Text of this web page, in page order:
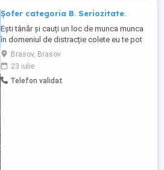
Șofer categoria B. Seriozitate.
Ești tânăr și cauți un loc de munca munca
în domeniul de distracție colete eu te pot
ajuta. Caut sa angajez curier cu permis de
conducere categoria B. Cerinte: Vârstă. 18-
35,persoana cu seriozitate, dispus și
maleabil la program. Seriozitate, chef de
Brasov, Brasov
23 iulie
Telefon validat